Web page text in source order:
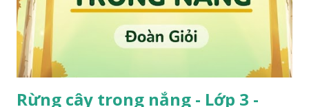
Rừng cây trong nắng - Lớp 3 -